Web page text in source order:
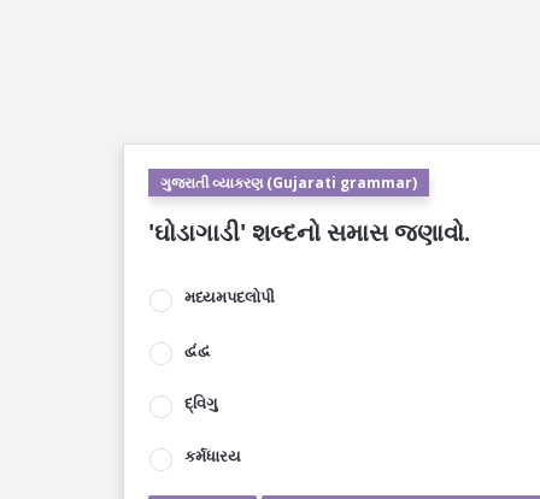
ગુજરાતી વ્યાકરણ (Gujarati grammar)
'ઘોડાગાડી' શબ્દનો સમાસ જણાવો.
મધ્યમપદલોપી
દ્વંદ્વ
દ્વિગુ
કર્મધારય